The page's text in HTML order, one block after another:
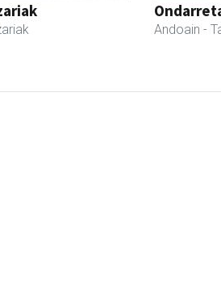
Andoain -